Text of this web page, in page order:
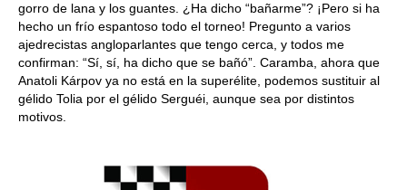
gorro de lana y los guantes. ¿Ha dicho “bañarme”? ¡Pero si ha
hecho un frío espantoso todo el torneo! Pregunto a varios
ajedrecistas angloparlantes que tengo cerca, y todos me
confirman: “Sí, sí, ha dicho que se bañó”. Caramba, ahora que
Anatoli Kárpov ya no está en la superélite, podemos sustituir al
gélido Tolia por el gélido Serguéi, aunque sea por distintos
motivos.